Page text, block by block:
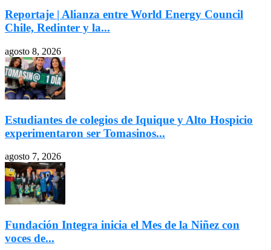
Reportaje | Alianza entre World Energy Council
Chile, Redinter y la...
agosto 8, 2026
Estudiantes de colegios de Iquique y Alto Hospicio
experimentaron ser Tomasinos...
agosto 7, 2026
Fundación Integra inicia el Mes de la Niñez con
voces de...